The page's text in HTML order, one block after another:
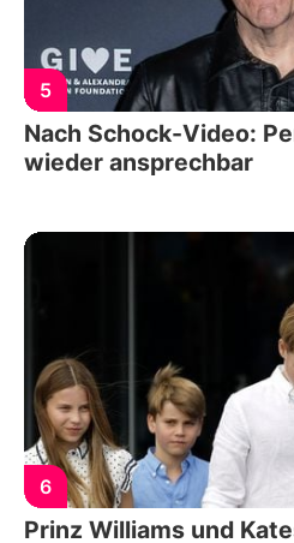
5
Nach Schock-Video:
wieder ansprechbar
6
Prinz Williams und